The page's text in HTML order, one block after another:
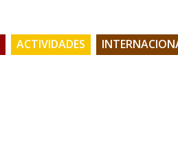
ACTIVIDADES